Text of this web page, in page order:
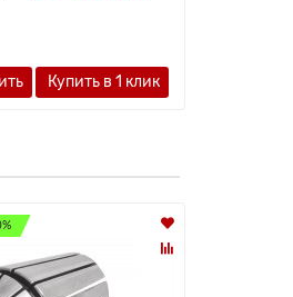
Купить в 1 клик